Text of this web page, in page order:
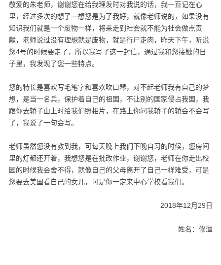
敬爱的朱老师，谢谢您在给我理发时对我说的话，我一直记在心
里，经过多次的想了一想您是为了我好，就像老师说的，如果没有
知识我们就是一个废物一样，将来走到社会就不能为社会做点贡
献，老师说过没有理想就是废物，就是行尸走肉，昨天下午，听说
您4号的时候要走了，所以我写了这一封信，通过我和您接触的日
子里，我发现了您一些特点。
您的特长是喜欢写毛笔字和喜欢吹口琴，对不起老师我有自己的梦
想，是当一名兵，保护着自己的祖国，不让别的国家侵占我国，我
跟你去轿子山上时给我们照相片，在路上你问我轿子的轿会不会写
了，我说了一句会写。
老师虽然您没有教到我，可每天晚上我们下晚自习的时候，您房间
里的灯都还开着，我想您是在批改作业，谢谢您，老师在你走出校
园的时候我会舍不得，就像自己的父母离开了自己一样难受，可是
您要去美国看自己的女儿，可是你一定来中心学校看我们。
2018年12月29日
姓名：修溢